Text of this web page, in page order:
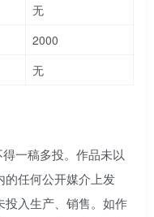
无
2000
无
一稿多投。作品未以
的任何公开媒介上发
投入生产、销售。如作